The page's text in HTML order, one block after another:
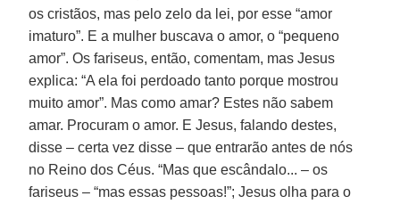
os cristãos, mas pelo zelo da lei, por esse “amor
imaturo”. E a mulher buscava o amor, o “pequeno
amor”. Os fariseus, então, comentam, mas Jesus
explica: “A ela foi perdoado tanto porque mostrou
muito amor”. Mas como amar? Estes não sabem
amar. Procuram o amor. E Jesus, falando destes,
disse – certa vez disse – que entrarão antes de nós
no Reino dos Céus. “Mas que escândalo... – os
fariseus – “mas essas pessoas!”; Jesus olha para o